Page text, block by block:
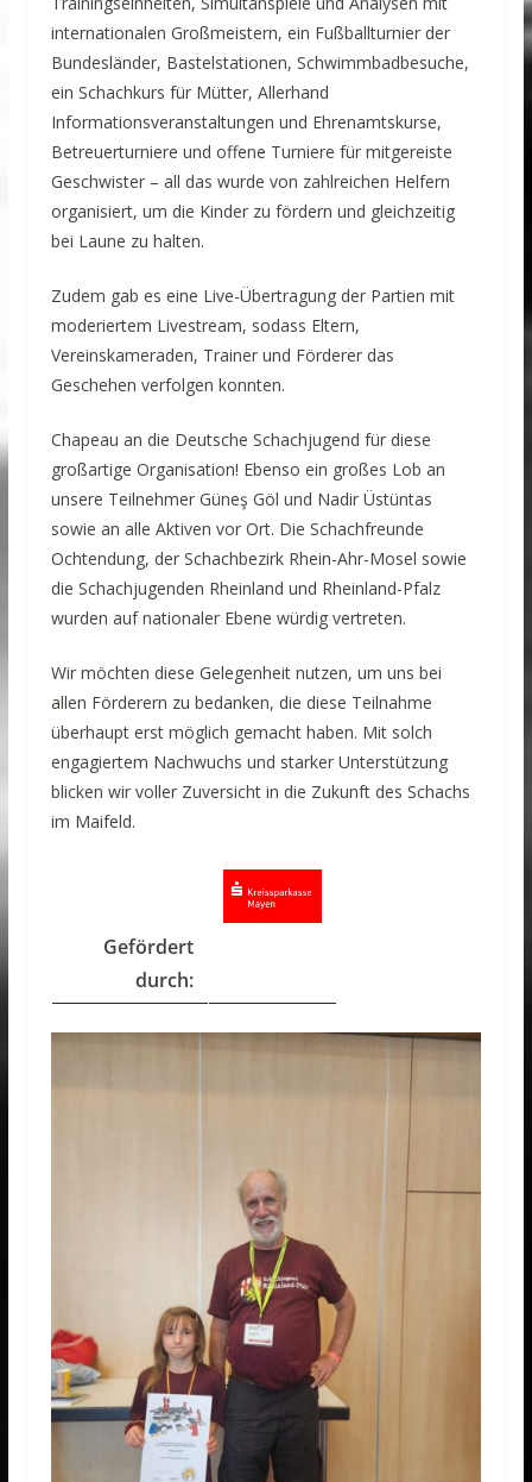
internationalen Großmeistern, ein Fußballturnier der
Bundesländer, Bastelstationen, Schwimmbadbesuche,
ein Schachkurs für Mütter, Allerhand
Informationsveranstaltungen und Ehrenamtskurse,
Betreuerturniere und offene Turniere für mitgereiste
Geschwister – all das wurde von zahlreichen Helfern
organisiert, um die Kinder zu fördern und gleichzeitig
bei Laune zu halten.
Zudem gab es eine Live-Übertragung der Partien mit
moderiertem Livestream, sodass Eltern,
Vereinskameraden, Trainer und Förderer das
Geschehen verfolgen konnten.
Chapeau an die Deutsche Schachjugend für diese
großartige Organisation! Ebenso ein großes Lob an
unsere Teilnehmer Güneş Göl und Nadir Üstüntas
sowie an alle Aktiven vor Ort. Die Schachfreunde
Ochtendung, der Schachbezirk Rhein-Ahr-Mosel sowie
die Schachjugenden Rheinland und Rheinland-Pfalz
wurden auf nationaler Ebene würdig vertreten.
Wir möchten diese Gelegenheit nutzen, um uns bei
allen Förderern zu bedanken, die diese Teilnahme
überhaupt erst möglich gemacht haben. Mit solch
engagiertem Nachwuchs und starker Unterstützung
blicken wir voller Zuversicht in die Zukunft des Schachs
im Maifeld.
Gefördert
durch: